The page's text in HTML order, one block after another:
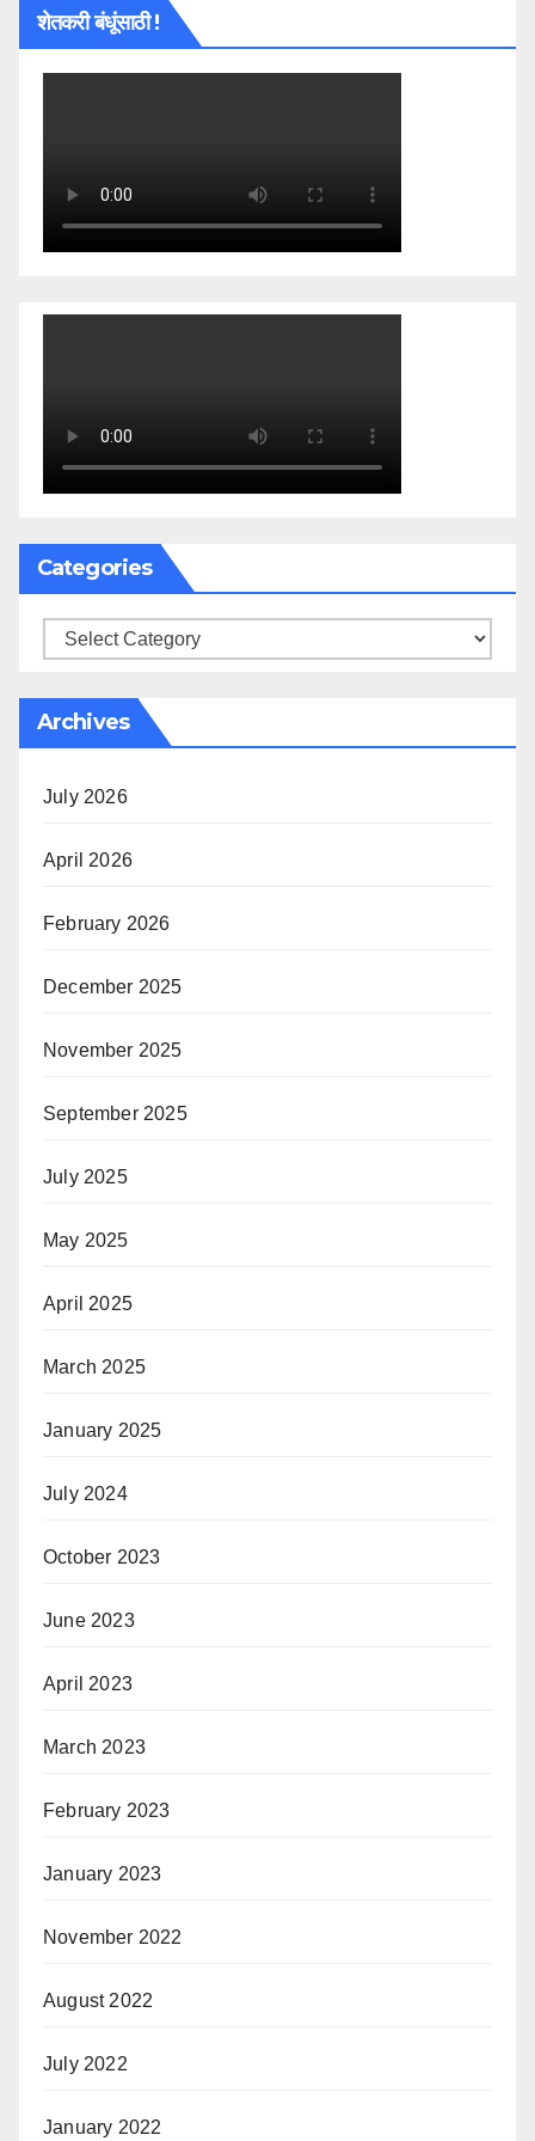
शेतकरी बंधूंसाठी !
Categories
Categories
Archives
July 2026
April 2026
February 2026
December 2025
November 2025
September 2025
July 2025
May 2025
April 2025
March 2025
January 2025
July 2024
October 2023
June 2023
April 2023
March 2023
February 2023
January 2023
November 2022
August 2022
July 2022
January 2022